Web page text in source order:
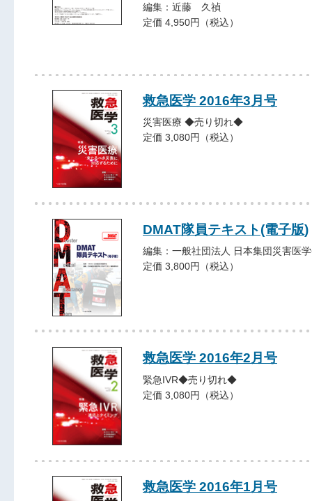
編集：近藤 久禎
定価 4,950円（税込）
救急医学 2016年3月号
災害医療 ◆売り切れ◆
定価 3,080円（税込）
DMAT隊員テキスト(電子版)
編集：一般社団法人 日本集団災害医
定価 3,800円（税込）
救急医学 2016年2月号
緊急IVR◆売り切れ◆
定価 3,080円（税込）
救急医学 2016年1月号